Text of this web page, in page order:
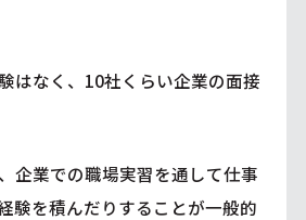
はなく、10社くらい企業の面接
企業での職場実習を通して仕事
験を積んだりすることが一般的